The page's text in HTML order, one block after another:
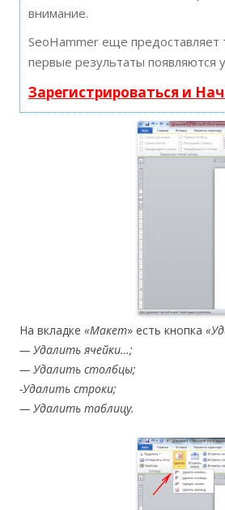
внимание.
SeoHammer еще предоставляет
первые результаты появляются
Зарегистрироваться и
На вкладке «Макет» есть кнопка
— Удалить ячейки…;
— Удалить столбцы;
-Удалить строки;
— Удалить таблицу.